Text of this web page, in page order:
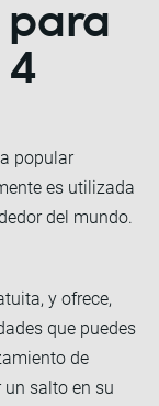
para
4
popular
es utilizada
del mundo.
y ofrece,
que puedes
de
salto en su